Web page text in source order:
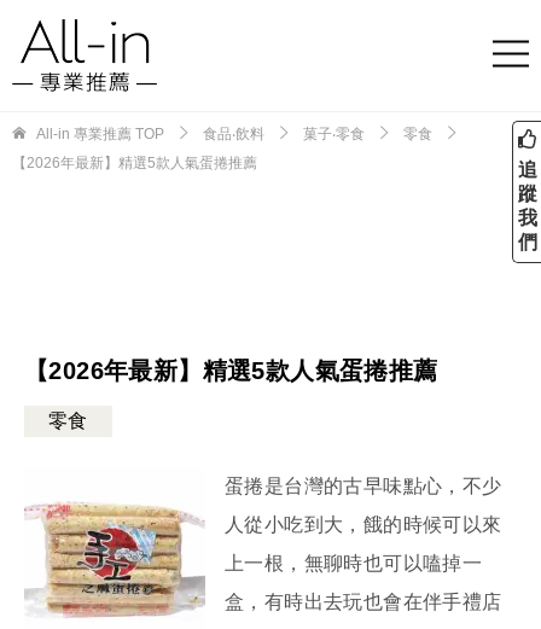
All-in 專業推薦 TOP 食品‧飲料 菓子‧零食
零食
【2026年最新】精選5款人氣蛋捲推薦
【2026年最新】精選5款人氣蛋捲推薦
零食
蛋捲是台灣的古早味點心，不少
人從小吃到大，餓的時候可以來
上一根，無聊時也可以嗑掉一
盒，有時出去玩也會在伴手禮店
追
蹤
我
們